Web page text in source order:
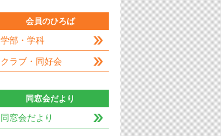
会員のひろば
学部・学科
クラブ・同好会
同窓会だより
同窓会だより